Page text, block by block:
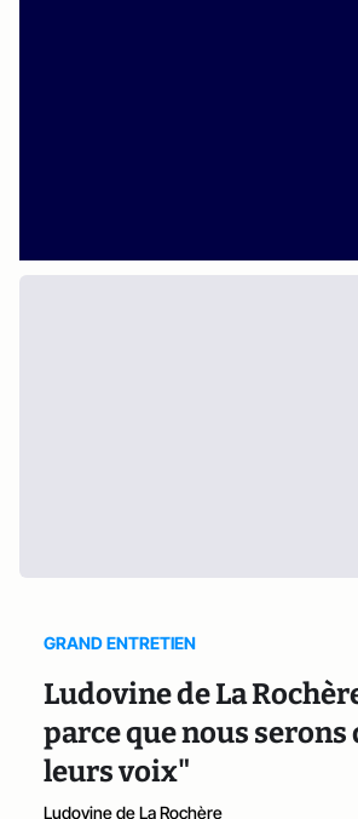
GRAND ENTRETIEN
Ludovine de La
parce que nous
leurs voix"
Ludovine de La Rochère